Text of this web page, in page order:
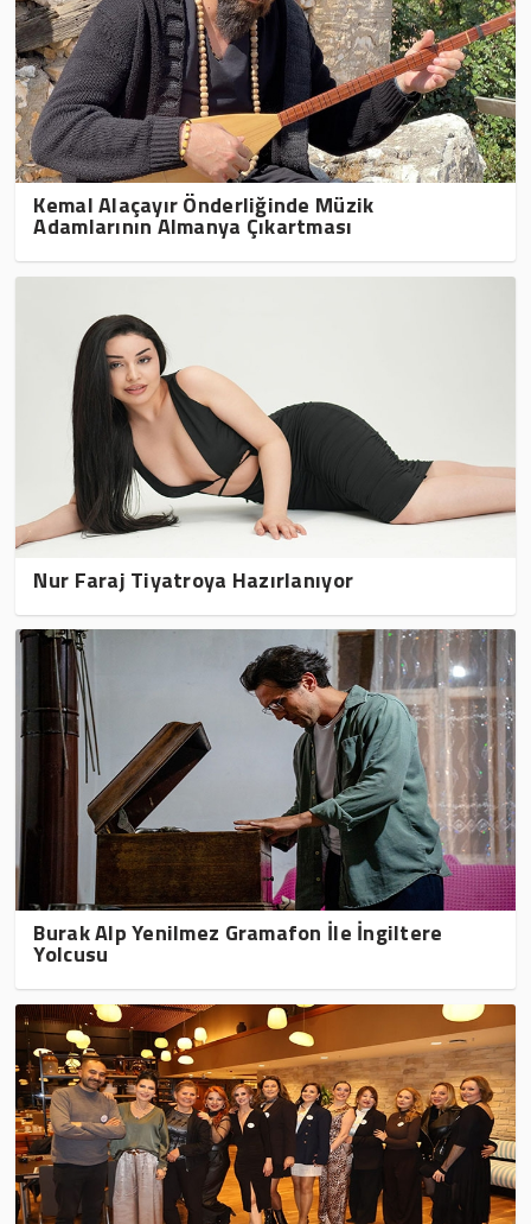
Kemal Alaçayır Önderliğinde Müzik
Adamlarının Almanya Çıkartması
Nur Faraj Tiyatroya Hazırlanıyor
Burak Alp Yenilmez Gramafon İle İngiltere
Yolcusu